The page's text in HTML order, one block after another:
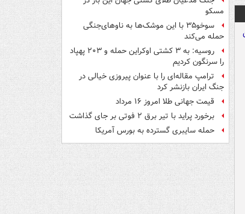
مسکو
سوخو۳۵ با این موشک‌ها به ناوهای‌جنگی
حمله می‌کند
روسیه: به ۳ کشتی اوکراین حمله و ۲۰۳ پهپاد
را سرنگون کردیم
ترامپ مقاله‌ای را با عنوان پیروزی خیالی در
جنگ ایران بازنشر کرد
قیمت جهانی طلا امروز ۱۶ مرداد
برخورد پراید با تیر برق ۲ فوتی بر جای گذاشت
حمله سایبری گسترده به بورس آمریکا